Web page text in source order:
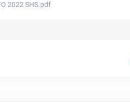
2022 SHS.pdf